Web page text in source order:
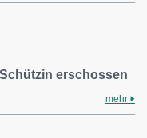
erschossen
mehr